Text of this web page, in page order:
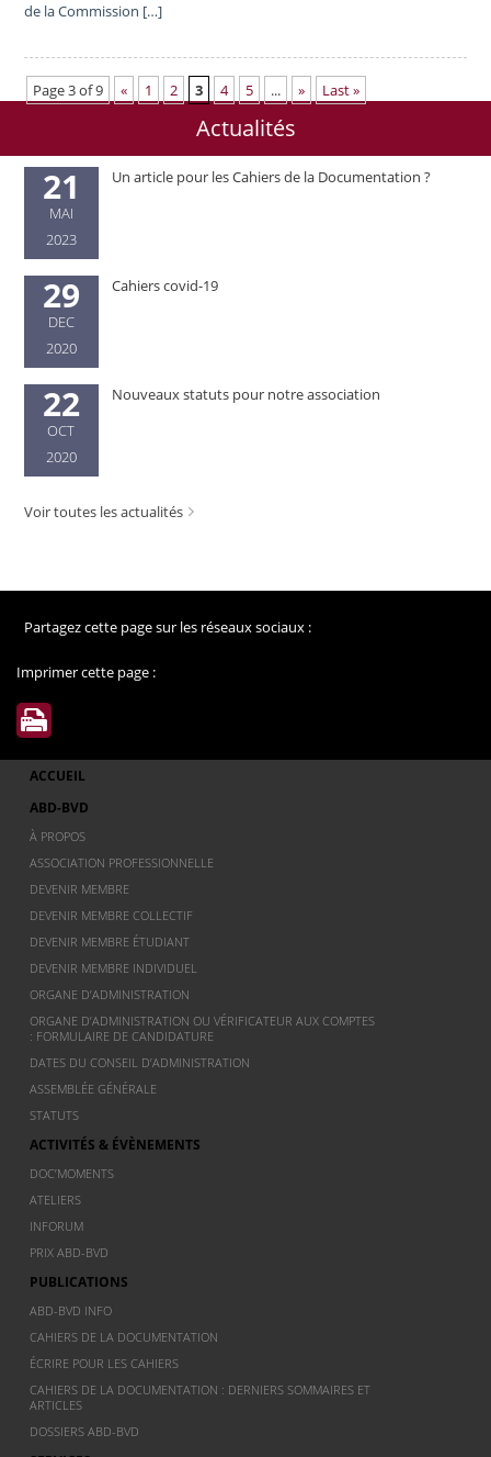
de la Commission […]
Page 3 of 9 « 1 2 3 4 5 ... » Last »
Actualités
21
MAI
2023
Un article pour les Cahiers de la Documentation ?
29
DEC
2020
Cahiers covid-19
22
OCT
2020
Nouveaux statuts pour notre association
Voir toutes les actualités
Partagez cette page sur les réseaux sociaux :
Imprimer cette page :
ACCUEIL
ABD-BVD
À PROPOS
ASSOCIATION PROFESSIONNELLE
DEVENIR MEMBRE
DEVENIR MEMBRE COLLECTIF
DEVENIR MEMBRE ÉTUDIANT
DEVENIR MEMBRE INDIVIDUEL
ORGANE D’ADMINISTRATION
ORGANE D’ADMINISTRATION OU VÉRIFICATEUR AUX COMPTES
: FORMULAIRE DE CANDIDATURE
DATES DU CONSEIL D’ADMINISTRATION
ASSEMBLÉE GÉNÉRALE
STATUTS
ACTIVITÉS & ÉVÈNEMENTS
DOC’MOMENTS
ATELIERS
INFORUM
PRIX ABD-BVD
PUBLICATIONS
ABD-BVD INFO
CAHIERS DE LA DOCUMENTATION
ÉCRIRE POUR LES CAHIERS
CAHIERS DE LA DOCUMENTATION : DERNIERS SOMMAIRES ET
ARTICLES
DOSSIERS ABD-BVD